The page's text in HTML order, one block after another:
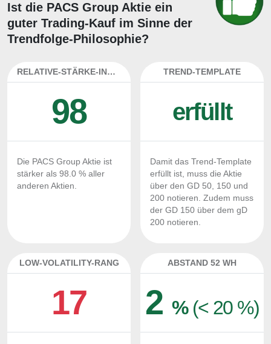
Ist die PACS Group Aktie ein
guter Trading-Kauf im Sinne der
Trendfolge-Philosophie?
RELATIVE-STÄRKE-INDEX
98
Die PACS Group Aktie ist
stärker als 98.0 % aller
anderen Aktien.
TREND-TEMPLATE
erfüllt
Damit das Trend-Template
erfüllt ist, muss die Aktie
über den GD 50, 150 und
200 notieren. Zudem muss
der GD 150 über dem gD
200 notieren.
LOW-VOLATILITY-RANG
17
ABSTAND 52 WH
2 % (< 20 %)